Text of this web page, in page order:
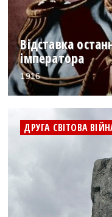
Відставка
імператора
1916
ДРУГА СВІТОВА